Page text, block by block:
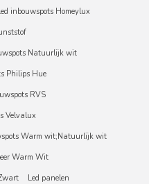
inbouwspots Homeylux
Natuurlijk wit
Philips Hue
RVS
Velvalux
Warm wit;Natuurlijk wit
Warm Wit
Led panelen